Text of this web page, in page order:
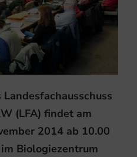
(LFA) findet am
2014 ab 10.00
Biologiezentrum